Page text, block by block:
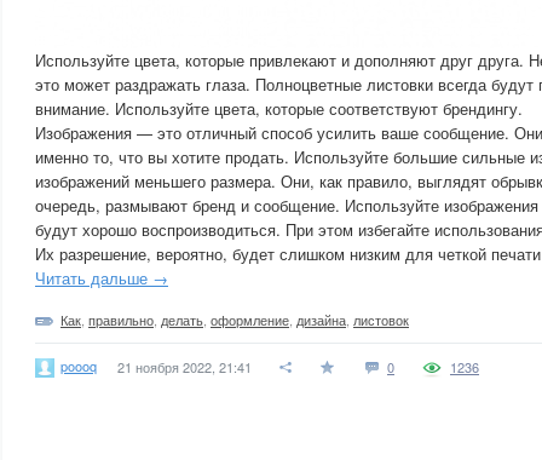
Используйте цвета, которые привлекают и дополняют друг друга.
это может раздражать глаза. Полноцветные листовки всегда
внимание. Используйте цвета, которые соответствуют брендингу.
Изображения — это отличный способ усилить ваше сообщение.
именно то, что вы хотите продать. Используйте большие сильные
изображений меньшего размера. Они, как правило, выглядят
очередь, размывают бренд и сообщение. Используйте изображения
будут хорошо воспроизводиться. При этом избегайте
Их разрешение, вероятно, будет слишком низким для четкой
Читать дальше →
Как правильно делать оформление дизайна листовок
poooq 21 ноября 2022, 21:41 0 1236